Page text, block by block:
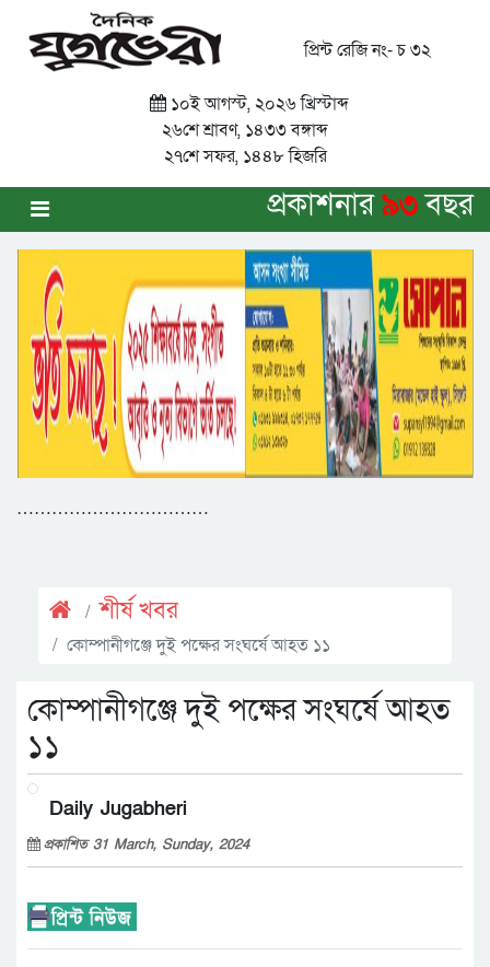
প্রিন্ট রেজি নং- চ ৩২
১০ই আগস্ট, ২০২৬ খ্রিস্টাব্দ
২৬শে শ্রাবণ, ১৪৩৩ বঙ্গাব্দ
২৭শে সফর, ১৪৪৮ হিজরি
প্রকাশনার৯৩বছর
……………………………
শীর্ষ খবর
কোম্পানীগঞ্জে দুই পক্ষের সংঘর্ষে আহত ১১
কোম্পানীগঞ্জে দুই পক্ষের সংঘর্ষে আহত
১১
Daily Jugabheri
প্রকাশিত 31 March, Sunday, 2024